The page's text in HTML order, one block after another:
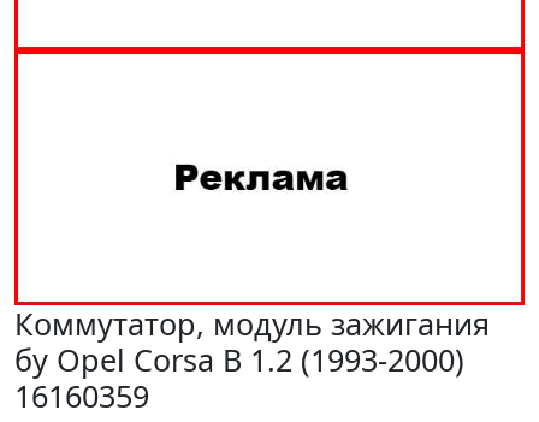
Коммутатор, модуль зажигания
бу Opel Corsa B 1.2 (1993-2000)
16160359